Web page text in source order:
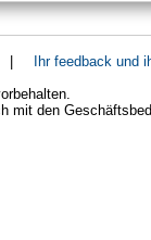
|
Ihr feedback und
mit den